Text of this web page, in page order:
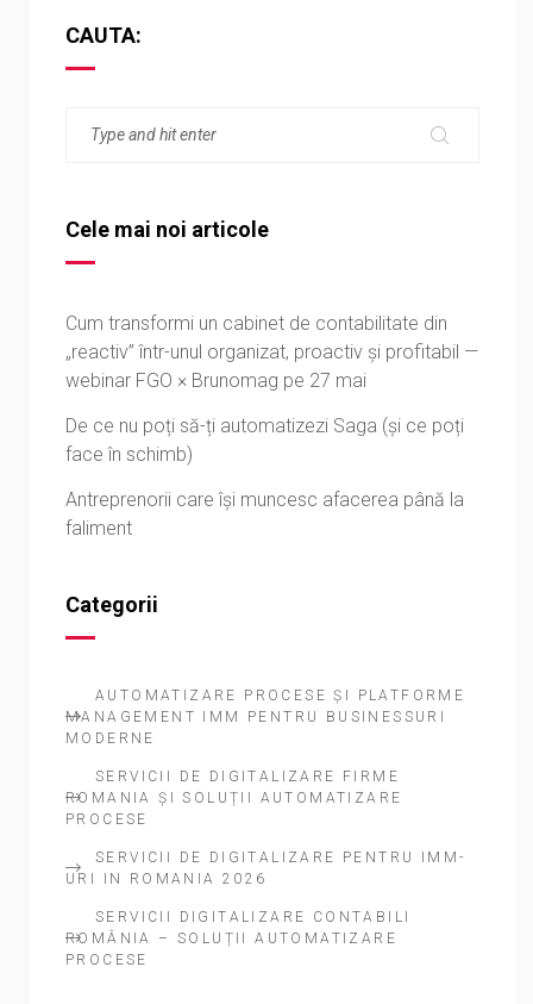
CAUTA:
Cele mai noi articole
Cum transformi un cabinet de contabilitate din
„reactiv” într-unul organizat, proactiv și profitabil —
webinar FGO × Brunomag pe 27 mai
De ce nu poți să-ți automatizezi Saga (și ce poți
face în schimb)
Antreprenorii care își muncesc afacerea până la
faliment
Categorii
AUTOMATIZARE PROCESE ȘI PLATFORME
MANAGEMENT IMM PENTRU BUSINESSURI
MODERNE
SERVICII DE DIGITALIZARE FIRME
ROMANIA ȘI SOLUȚII AUTOMATIZARE
PROCESE
SERVICII DE DIGITALIZARE PENTRU IMM-
URI IN ROMANIA 2026
SERVICII DIGITALIZARE CONTABILI
ROMÂNIA – SOLUȚII AUTOMATIZARE
PROCESE